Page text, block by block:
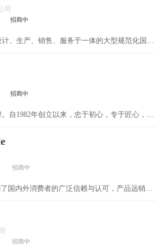
折叠床
司
招商中
、生产、销售、服务于一体的大型规范化国际
趋势与中国本土文化、家居风尚巧妙融合，逐
招商中
自1982年创立以来，忠于初心，专于匠心，
招商中
国内外消费者的广泛信赖与认可，产品远销欧
场的占有率及品牌知名度均名列前茅。
招商中